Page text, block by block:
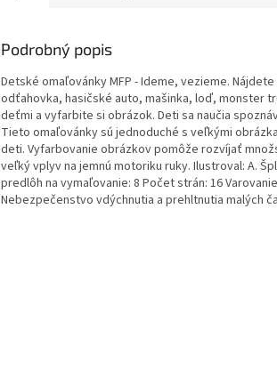
Podrobný popis
Detské omaľovánky MFP - Ideme, vezieme.
odťahovka, hasičské auto, mašinka, loď, monster
deťmi a vyfarbite si obrázok. Deti sa naučia
Tieto omaľovánky sú jednoduché s veľkými
deti. Vyfarbovanie obrázkov pomôže rozvíjať
veľký vplyv na jemnú motoriku ruky. Ilustroval: A.
predlôh na vymaľovanie: 8 Počet strán: 16
Nebezpečenstvo vdýchnutia a prehltnutia malých